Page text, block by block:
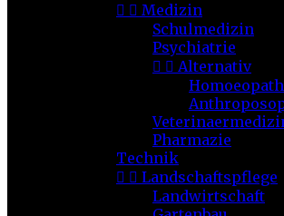
  Medizin
Schulmedizin
Psychiatrie
  Alternativ
Pharmazie
Technik
  Landschaftspflege
Landwirtschaft